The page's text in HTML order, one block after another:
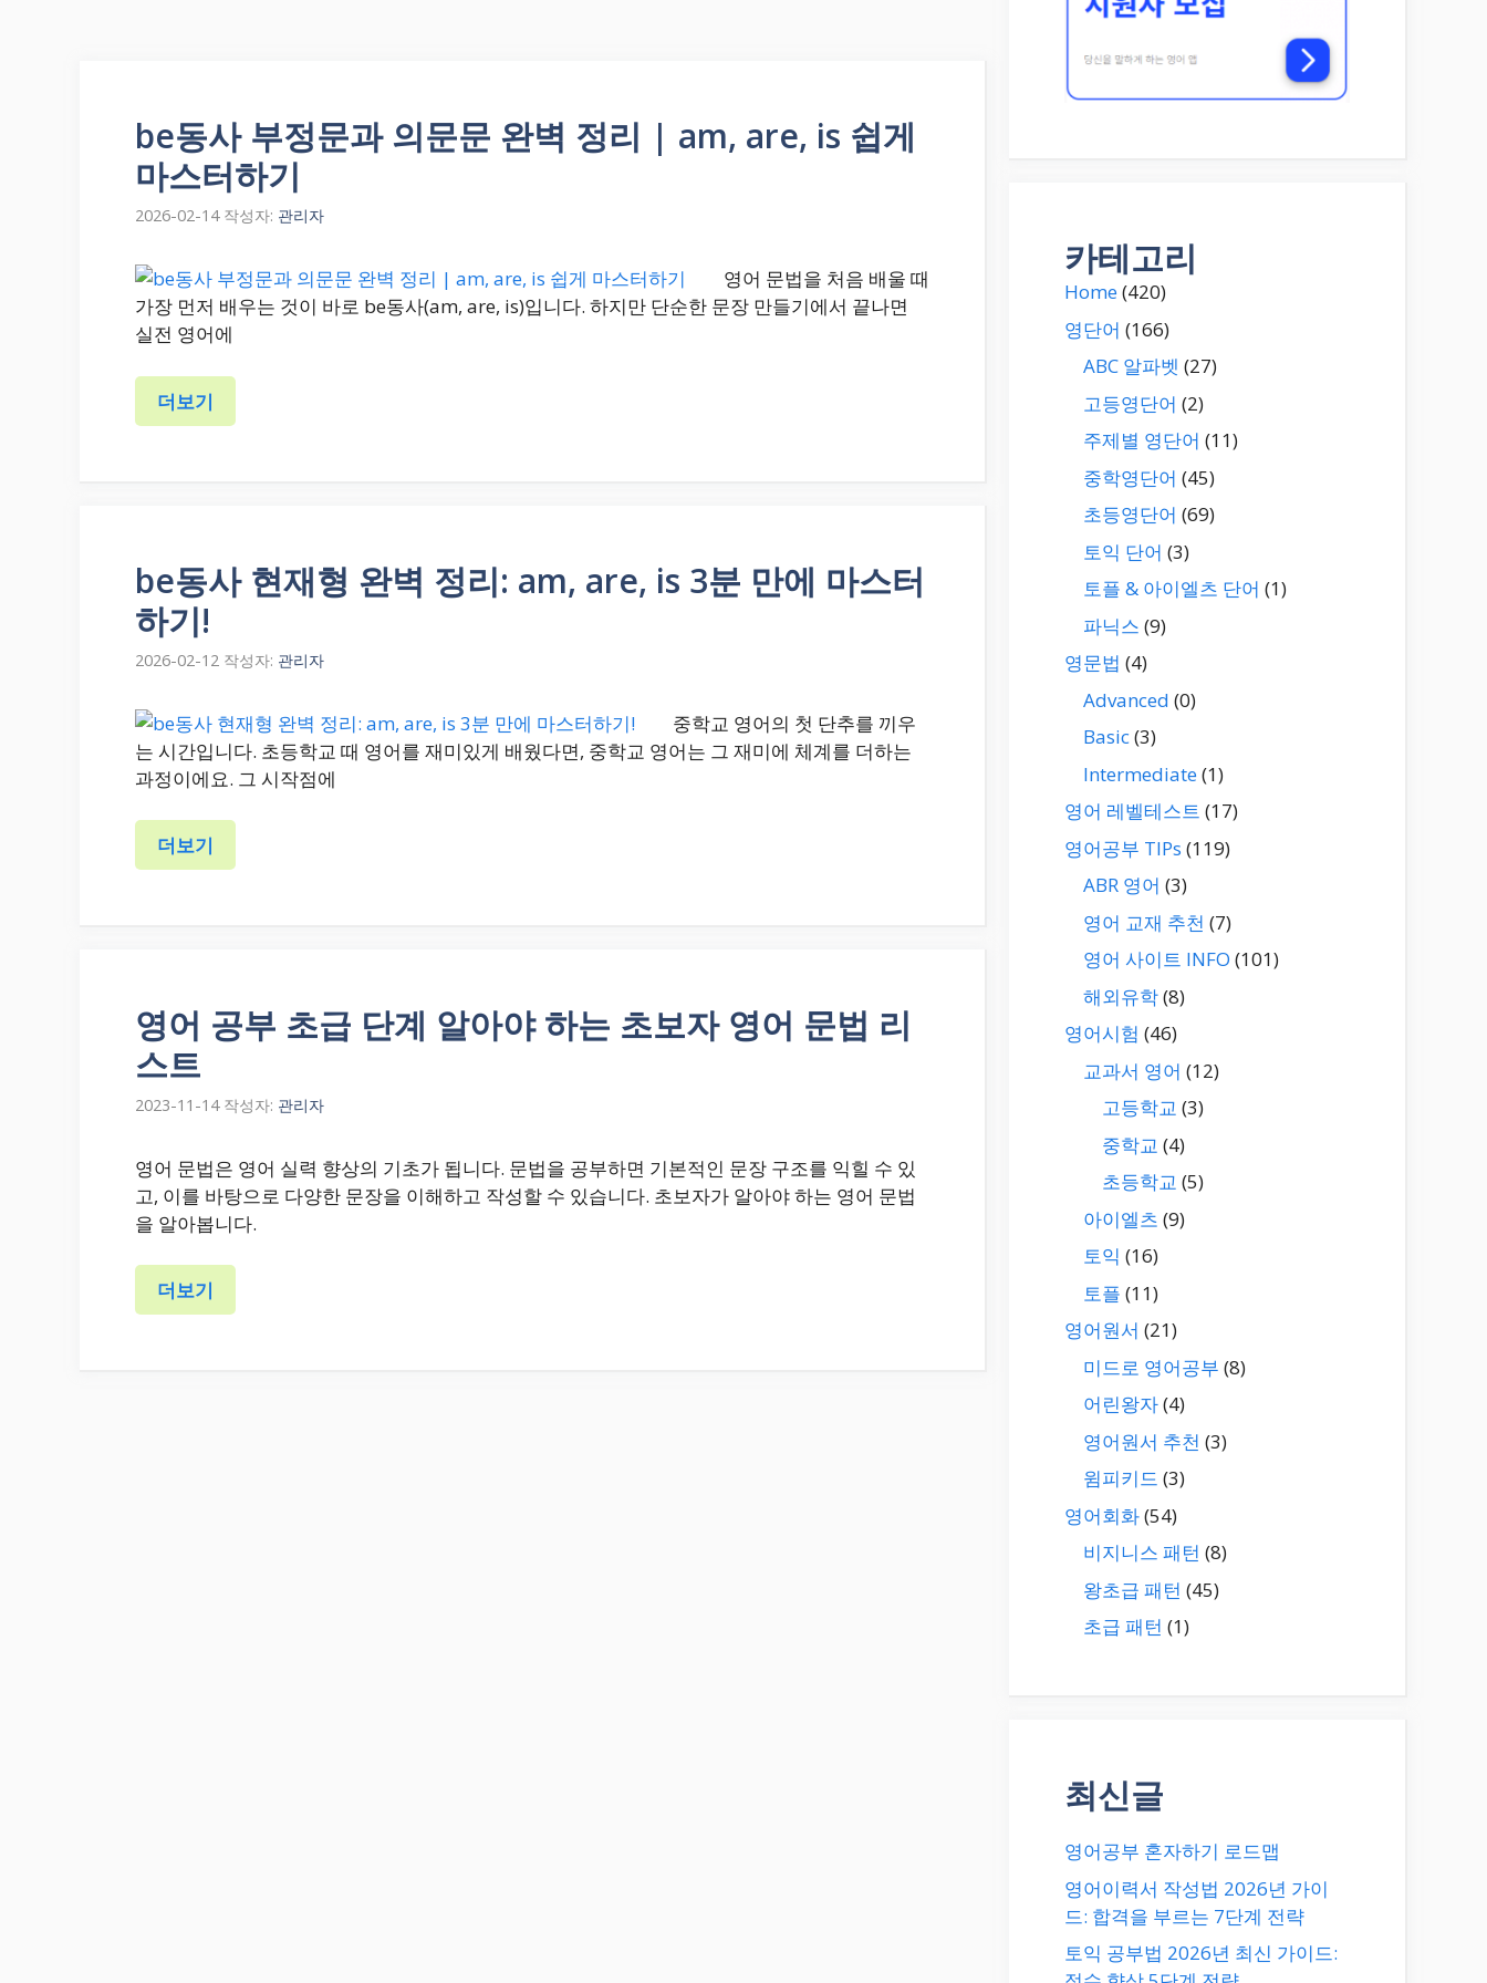
be동사 부정문과 의문문 완벽 정리 | am, are, is 쉽게
마스터하기
2026-02-14 작성자: 관리자
영어 문법을 처음 배울 때
가장 먼저 배우는 것이 바로 be동사(am, are, is)입니다. 하지만 단순한 문장 만들기에서 끝나면
실전 영어에
더보기
be동사 현재형 완벽 정리: am, are, is 3분 만에 마스터
하기!
2026-02-12 작성자: 관리자
중학교 영어의 첫 단추를 끼우
는 시간입니다. 초등학교 때 영어를 재미있게 배웠다면, 중학교 영어는 그 재미에 체계를 더하는
과정이에요. 그 시작점에
더보기
영어 공부 초급 단계 알아야 하는 초보자 영어 문법 리
스트
2023-11-14 작성자: 관리자
영어 문법은 영어 실력 향상의 기초가 됩니다. 문법을 공부하면 기본적인 문장 구조를 익힐 수 있
고, 이를 바탕으로 다양한 문장을 이해하고 작성할 수 있습니다. 초보자가 알아야 하는 영어 문법
을 알아봅니다.
더보기
카테고리
Home(420)
영단어 (166)
ABC 알파벳 (27)
고등영단어 (2)
주제별 영단어 (11)
중학영단어 (45)
초등영단어 (69)
토익 단어 (3)
토플 & 아이엘츠 단어 (1)
파닉스 (9)
영문법 (4)
Advanced (0)
Basic(3)
Intermediate(1)
영어 레벨테스트 (17)
영어공부 TIPs (119)
ABR 영어 (3)
영어 교재 추천 (7)
영어 사이트 INFO (101)
해외유학(8)
영어시험 (46)
교과서 영어 (12)
고등학교 (3)
중학교 (4)
초등학교 (5)
아이엘츠 (9)
토익 (16)
토플 (11)
영어원서 (21)
미드로 영어공부 (8)
어린왕자(4)
영어원서 추천 (3)
윔피키드 (3)
영어회화(54)
비지니스 패턴 (8)
왕초급 패턴 (45)
초급 패턴 (1)
최신글
영어공부 혼자하기 로드맵
영어이력서 작성법 2026년 가이
드: 합격을 부르는 7단계 전략
토익 공부법 2026년 최신 가이드: